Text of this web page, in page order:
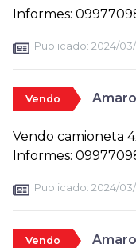
Informes:
Publicado: 2024/
Vendo
Vendo camioneta
Informes:
Publicado: 2024/
Vendo